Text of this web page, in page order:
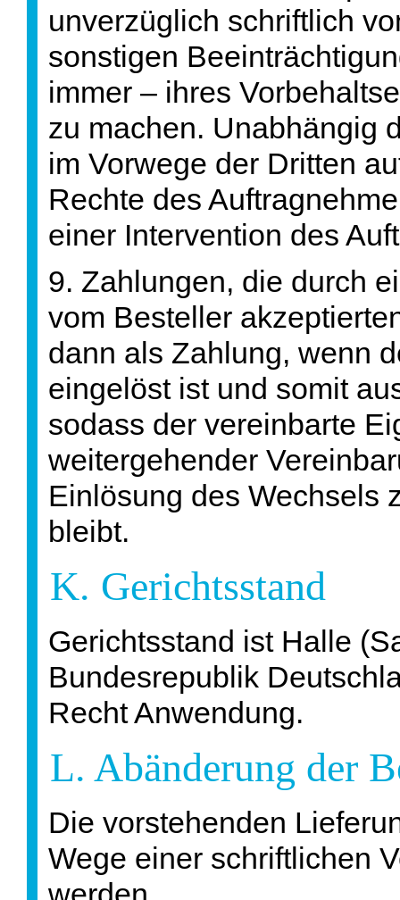
unverzüglich schriftlich
sonstigen
immer – ihres
zu machen. Unabhängig
im Vorwege der Dritten
Rechte des
einer Intervention des
9. Zahlungen, die durch
vom Besteller
dann als Zahlung, wenn
eingelöst ist und somit
sodass der vereinbarte
weitergehender
Einlösung des Wechsels
bleibt.
K. Gerichtsstand
Gerichtsstand ist Halle
Bundesrepublik
Recht Anwendung.
L. Abänderung der
Die vorstehenden
Wege einer schriftlichen